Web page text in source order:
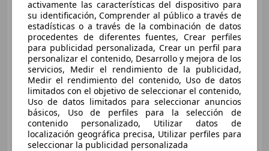
€ 9.999
Sincomparación
01/2017 53.000 km Diésel 85 kW (116 CV)
activamente las características del dispositivo para
su identificación, Comprender al público a través de
estadísticas o a través de la combinación de datos
procedentes de diferentes fuentes, Crear perfiles
para publicidad personalizada, Crear un perfil para
personalizar el contenido, Desarrollo y mejora de los
servicios, Medir el rendimiento de la publicidad,
Medir el rendimiento del contenido, Uso de datos
limitados con el objetivo de seleccionar el contenido,
Uso de datos limitados para seleccionar anuncios
básicos, Uso de perfiles para la selección de
contenido personalizado, Utilizar datos de
localización geográfica precisa, Utilizar perfiles para
seleccionar la publicidad personalizada